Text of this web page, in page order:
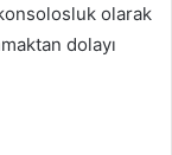
olarak
dolayı